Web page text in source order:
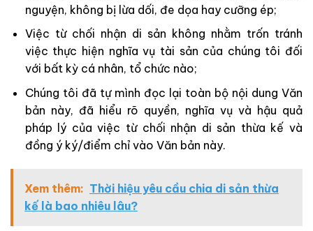
nguyện, không bị lừa dối, đe dọa hay cưỡng ép;
Việc từ chối nhận di sản không nhằm trốn tránh
việc thực hiện nghĩa vụ tài sản của chúng tôi đối
với bất kỳ cá nhân, tổ chức nào;
Chúng tôi đã tự mình đọc lại toàn bộ nội dung Văn
bản này, đã hiểu rõ quyền, nghĩa vụ và hậu quả
pháp lý của việc từ chối nhận di sản thừa kế và
đồng ý ký/điểm chỉ vào Văn bản này.
Xem thêm: Thời hiệu yêu cầu chia di sản thừa
kế là bao nhiêu lâu?